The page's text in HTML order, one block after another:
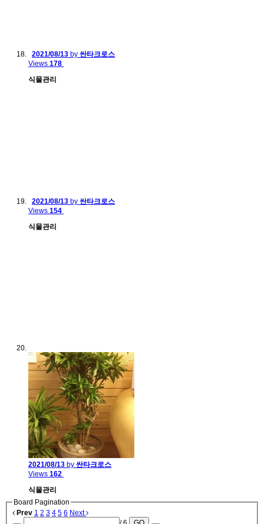
2021/08/13 by 싼타크로스
Views 178
식물관리
2021/08/13 by 싼타크로스
Views 154
식물관리
2021/08/13 by 싼타크로스
Views 162
식물관리
Board Pagination
Prev 1 2 3 4 5 6 Next